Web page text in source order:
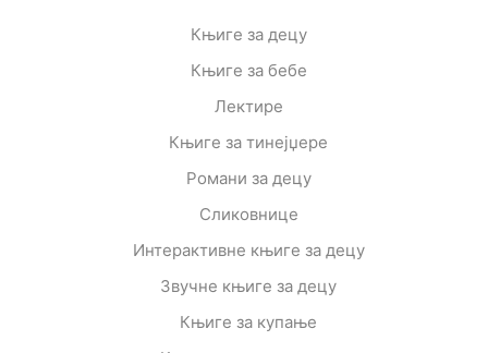
Књиге за децу
Књиге за бебе
Лектире
Књиге за тинејџере
Романи за децу
Сликовнице
Интерактивне књиге за децу
Звучне књиге за децу
Књиге за купање